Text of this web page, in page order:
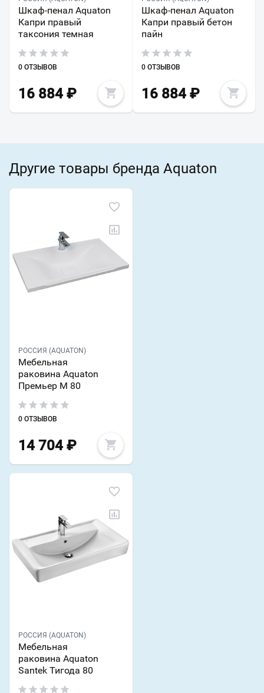
Шкаф-пенал Aquaton
Капри правый
таксония темная
0 ОТЗЫВОВ
16 884 ₽
Шкаф-пенал Aquaton
Капри правый бетон
пайн
0 ОТЗЫВОВ
16 884₽
Другие товары бренда Aquaton
РОССИЯ (AQUATON)
Мебельная
раковина Aquaton
Премьер М 80
0 ОТЗЫВОВ
14 704 ₽
РОССИЯ (AQUATON)
Мебельная
раковина Aquaton
Santek Тигода 80